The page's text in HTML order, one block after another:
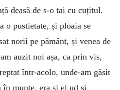
deasă de s-o tai cu cuțitul.
o pustietate, și ploaia se
norii pe pă­mânt, și ve­nea de
auzit noi așa, ca prin vis,
într-acolo, unde-am găsit
în munte, era și el ud și